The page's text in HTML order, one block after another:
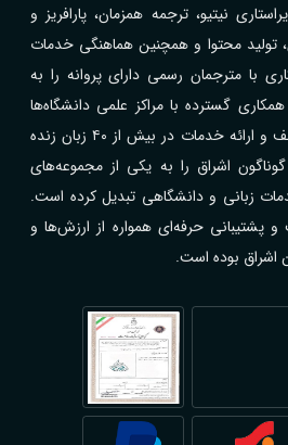
نیتیو، ترجمه همزمان، پارافریز و
تولید محتوا و همچنین هماهنگی خدمات
با مترجمان رسمی دارای پروانه را به
گسترده با مراکز علمی دانشگاه‌ها
شرکت‌ها و سازمان‌های مختلف و ارائه خدمات در بیش از ۴۰ زبان زنده
اشراق را به یکی از مجموعه‌های
زبانی و دانشگاهی تبدیل کرده است.
حرفه‌ای همواره از ارزش‌ها و
اشراق بوده است.